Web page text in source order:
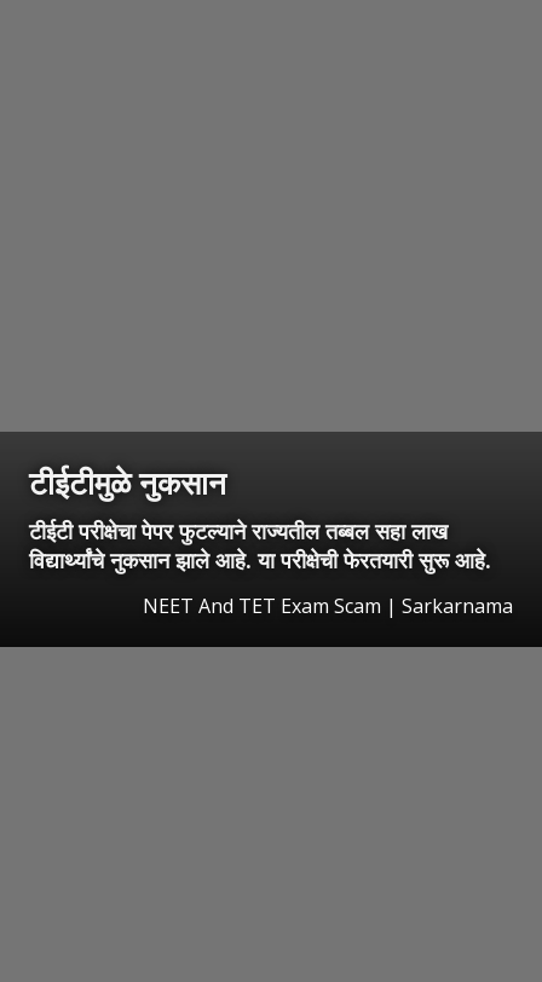
टीईटीमुळे नुकसान
टीईटी परीक्षेचा पेपर फुटल्याने राज्यतील तब्बल सहा लाख
विद्यार्थ्यांचे नुकसान झाले आहे. या परीक्षेची फेरतयारी सुरू आहे.
NEET And TET Exam Scam | Sarkarnama